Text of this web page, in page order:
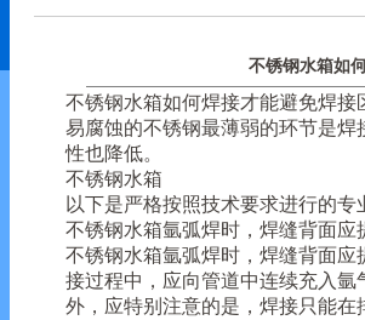
不锈钢水箱如
不锈钢水箱如何焊接才能避免焊
易腐蚀的不锈钢最薄弱的环节是
性也降低。
不锈钢水箱
以下是严格按照技术要求进行的专
不锈钢水箱氩弧焊时，焊缝背面应
不锈钢水箱氩弧焊时，焊缝背面
接过程中，应向管道中连续充入
外，应特别注意的是，焊接只能在